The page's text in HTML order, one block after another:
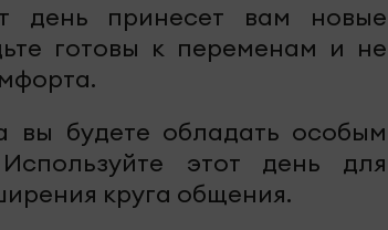
день принесет вам новые
готовы к переменам и не
вы будете обладать особым
этот день для
круга общения.